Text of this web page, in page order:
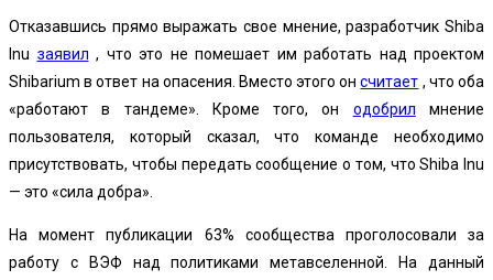
Отказавшись прямо выражать свое мнение, разработчик Shiba
Inu заявил , что это не помешает им работать над проектом
Shibarium в ответ на опасения. Вместо этого онсчитает , что оба
«работают в тандеме». Кроме того, он одобрил мнение
пользователя, который сказал, что команде необходимо
присутствовать, чтобы передать сообщение о том, что Shiba Inu
— это «сила добра».
На момент публикации 63% сообщества проголосовали за
работу с ВЭФ над политиками метавселенной. На данный